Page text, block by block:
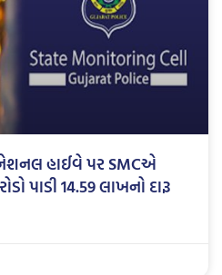
નેશનલ હાઈવે પર SMCએ
પાડી 14.59 લાખનો દારૂ